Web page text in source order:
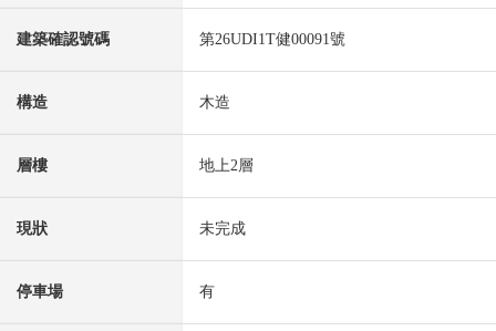
建築確認號碼 第26UDI1T健00091號
構造 木造
層樓 地上2層
現狀 未完成
停車場 有